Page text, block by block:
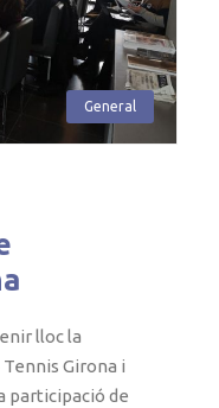
General
lloc la
Tennis Girona i
participació de